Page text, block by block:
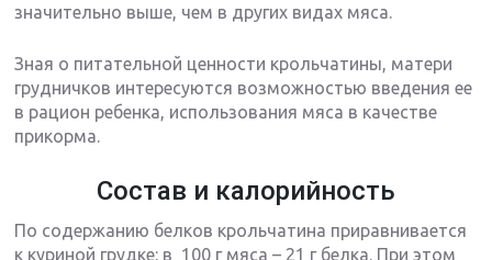
значительно выше, чем в других видах мяса.
Зная о питательной ценности крольчатины, матери
грудничков интересуются возможностью введения ее
в рацион ребенка, использования мяса в качестве
прикорма.
Состав и калорийность
По содержанию белков крольчатина приравнивается
к куриной грудке: в 100 г мяса – 21 г белка. При этом